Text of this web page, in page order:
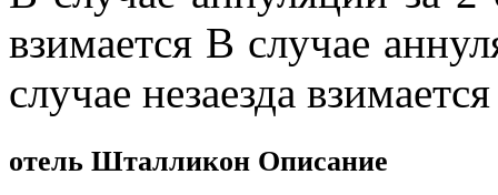
взимается В случае
случае незаезда
отель Шталликон Описание